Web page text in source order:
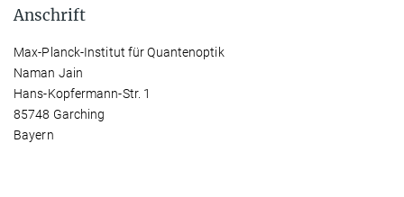
Anschrift
Max-Planck-Institut für Quantenoptik
Naman Jain
Hans-Kopfermann-Str. 1
85748 Garching
Bayern